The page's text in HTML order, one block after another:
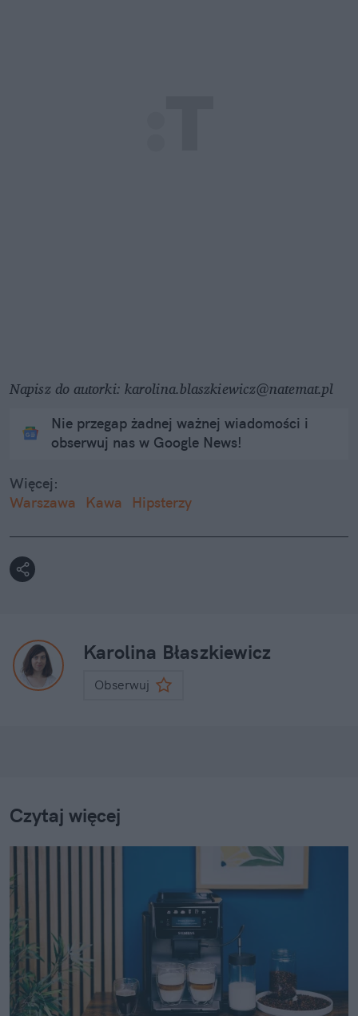
Napisz do autorki: karolina.blaszkiewicz@natemat.pl
Nie przegap żadnej ważnej wiadomości i
obserwuj nas w Google News!
Więcej:
Warszawa
Kawa Hipsterzy
Karolina Błaszkiewicz
Obserwuj
Czytaj więcej